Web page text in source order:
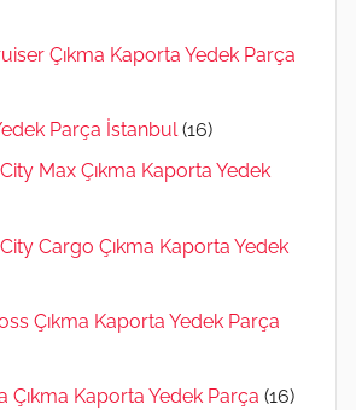
Çıkma Kaporta Yedek Parça
Parça İstanbul (16)
Max Çıkma Kaporta Yedek
Cargo Çıkma Kaporta Yedek
Çıkma Kaporta Yedek Parça
Çıkma Kaporta Yedek Parça (16)